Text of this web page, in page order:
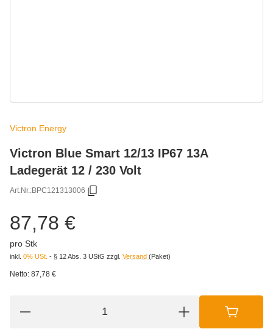
Victron Energy
Victron Blue Smart 12/13 IP67 13A
Ladegerät 12 / 230 Volt
Art.Nr.:BPC121313006
87,78 €
pro Stk
inkl. 0% USt. - § 12 Abs. 3 UStG zzgl. Versand (Paket)
Netto: 87,78 €